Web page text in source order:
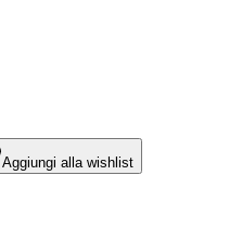
Aggiungi alla wishlist